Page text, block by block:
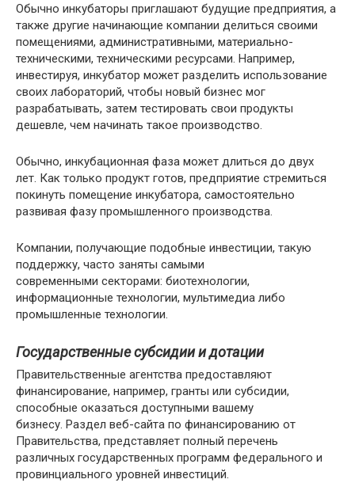
Обычно инкубаторы приглашают будущие предприятия, а
также другие начинающие компании делиться своими
помещениями, административными, материально-
техническими, техническими ресурсами. Например,
инвестируя, инкубатор может разделить использование
своих лабораторий, чтобы новый бизнес мог
разрабатывать, затем тестировать свои продукты
дешевле, чем начинать такое производство.
Обычно, инкубационная фаза может длиться до двух
лет. Как только продукт готов, предприятие стремиться
покинуть помещение инкубатора, самостоятельно
развивая фазу промышленного производства.
Компании, получающие подобные инвестиции, такую ​​
поддержку, часто заняты самыми
современными секторами: биотехнологии,
информационные технологии, мультимедиа либо
промышленные технологии.
Государственные субсидии и дотации
Правительственные агентства предоставляют
финансирование, например, гранты или субсидии,
способные оказаться доступными вашему
бизнесу. Раздел веб-сайта по финансированию от
Правительства, представляет полный перечень
различных государственных программ федерального и
провинциального уровней инвестиций.